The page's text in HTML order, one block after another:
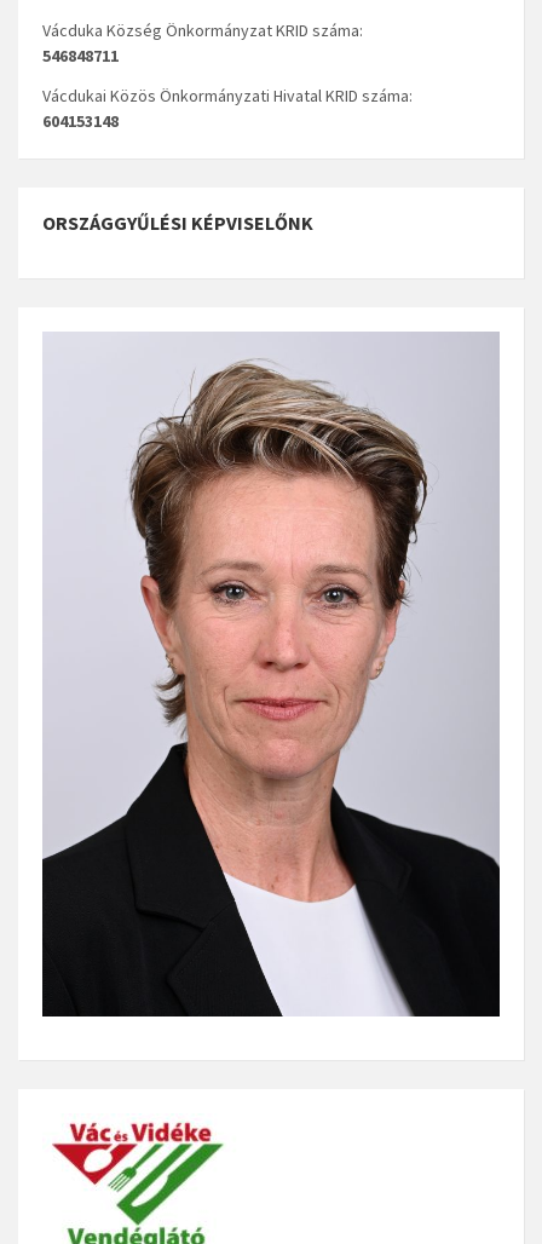
Vácduka Község Önkormányzat KRID száma:
546848711
Vácdukai Közös Önkormányzati Hivatal KRID száma:
604153148
ORSZÁGGYŰLÉSI KÉPVISELŐNK